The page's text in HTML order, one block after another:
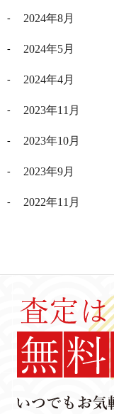
2024年8月
2024年5月
2024年4月
2023年11月
2023年10月
2023年9月
2022年11月